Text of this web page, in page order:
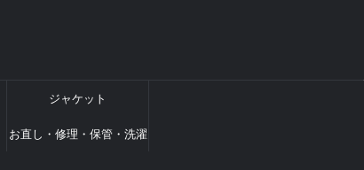
ジャケット
お直し・修理・保管・洗濯